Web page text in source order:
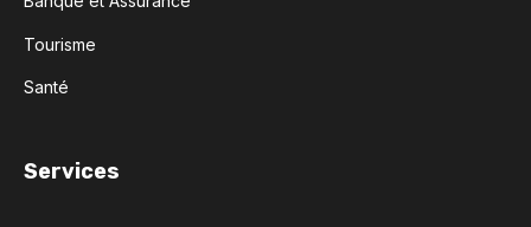
Tourisme
Santé
Services